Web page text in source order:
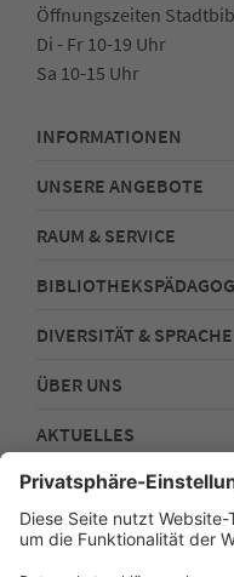
Öffnungszeiten
Di - Fr 10-19 Uhr
Sa 10-15 Uhr
INFORMATIONEN
UNSERE ANGEBOTE
RAUM & SERVICE
DIVERSITÄT & SPRACHE
ÜBER UNS
AKTUELLES
FOLGEN
Impressum